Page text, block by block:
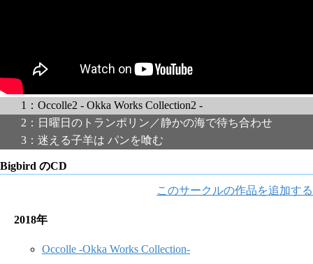
1：Occolle2 - Okka Works Collection2 -
2：日曜日のトランポリン／静かの海で待ち合わせ
3：迷える子羊は パンを喰む
Bigbird のCD
このサークルの作品を追加する
2018年
Occolle -Okka Works Collection-